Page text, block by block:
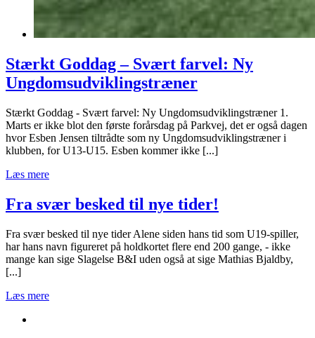
Stærkt Goddag – Svært farvel: Ny
Ungdomsudviklingstræner
Stærkt Goddag - Svært farvel: Ny Ungdomsudviklingstræner 1.
Marts er ikke blot den første forårsdag på Parkvej, det er også dagen
hvor Esben Jensen tiltrådte som ny Ungdomsudviklingstræner i
klubben, for U13-U15. Esben kommer ikke [...]
Læs mere
Fra svær besked til nye tider!
Fra svær besked til nye tider Alene siden hans tid som U19-spiller,
har hans navn figureret på holdkortet flere end 200 gange, - ikke
mange kan sige Slagelse B&I uden også at sige Mathias Bjaldby,
[...]
Læs mere